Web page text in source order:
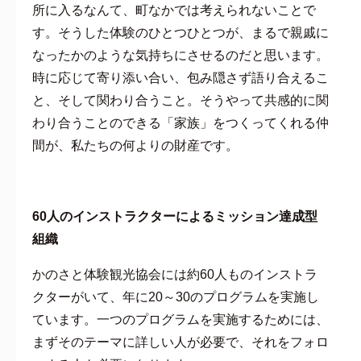
所に入るなんて、町なかでは考えられないことで
す。そうした体験のひとつひとつが、まるで親戚に
なったかのような気持ちにさせるのだと思います。
時に応じて寄り添い合い、包み隠さず語り合えるこ
と、そして関わり合うこと。そうやって共感的に関
わり合うことのできる「家族」をつくってくれる仲
間が、私たちの何よりの財産です。
60人のインストラクターによるミッション達成型
組織
かのさと体験観光協会には約60人ものインストラ
クターがいて、年に20～30のプログラムを実施し
ています。一つのプログラムを実施するためには、
まずそのテーマに詳しい人が必要で、それをフォロ